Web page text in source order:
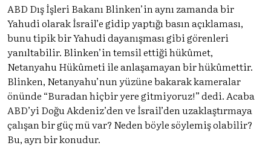
ABD Dış İşleri Bakanı Blinken’in aynı zamanda bir
Yahudi olarak İsrail’e gidip yaptığı basın açıklaması,
bunu tipik bir Yahudi dayanışması gibi görenleri
yanıltabilir. Blinken’in temsil ettiği hükûmet,
Netanyahu Hükûmeti ile anlaşamayan bir hükûmettir.
Blinken, Netanyahu’nun yüzüne bakarak kameralar
önünde “Buradan hiçbir yere gitmiyoruz!” dedi. Acaba
ABD’yi Doğu Akdeniz’den ve İsrail’den uzaklaştırmaya
çalışan bir güç mü var? Neden böyle söylemiş olabilir?
Bu, ayrı bir konudur.